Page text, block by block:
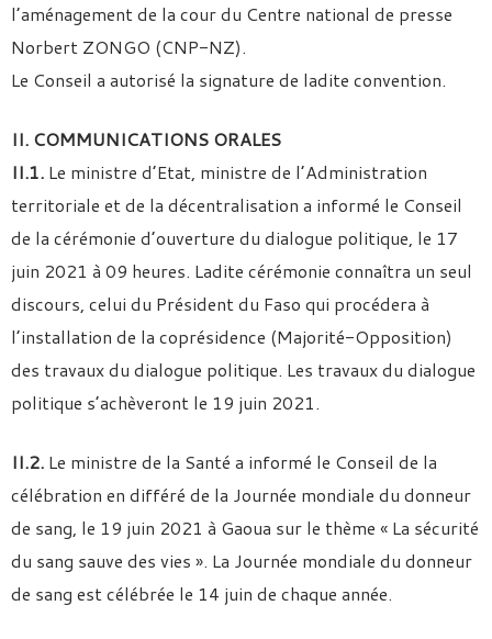
l’aménagement de la cour du Centre national de presse
Norbert ZONGO (CNP-NZ).
Le Conseil a autorisé la signature de ladite convention.
II. COMMUNICATIONS ORALES
II.1. Le ministre d’Etat, ministre de l’Administration
territoriale et de la décentralisation a informé le Conseil
de la cérémonie d’ouverture du dialogue politique, le 17
juin 2021 à 09 heures. Ladite cérémonie connaîtra un seul
discours, celui du Président du Faso qui procédera à
l’installation de la coprésidence (Majorité-Opposition)
des travaux du dialogue politique. Les travaux du dialogue
politique s’achèveront le 19 juin 2021.
II.2. Le ministre de la Santé a informé le Conseil de la
célébration en différé de la Journée mondiale du donneur
de sang, le 19 juin 2021 à Gaoua sur le thème « La sécurité
du sang sauve des vies ». La Journée mondiale du donneur
de sang est célébrée le 14 juin de chaque année.